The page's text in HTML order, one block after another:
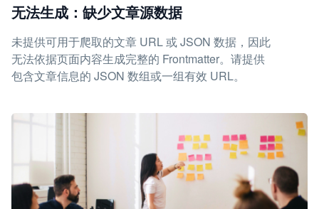
无法生成：缺少文章源数据
未提供可用于爬取的文章 URL 或 JSON 数据，因此
无法依据页面内容生成完整的 Frontmatter。请提供
包含文章信息的 JSON 数组或一组有效 URL。